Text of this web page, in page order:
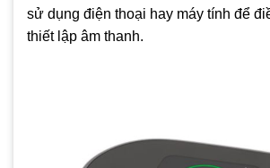
sử dụng điện thoại hay máy tính để
thiết lập âm thanh.